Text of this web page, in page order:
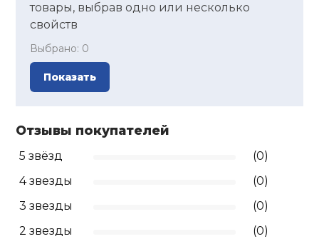
товары, выбрав одно или несколько
свойств
Выбрано: 0
Показать
Отзывы покупателей
5 звёзд
(0)
4 звезды
(0)
3 звезды
(0)
2 звезды
(0)